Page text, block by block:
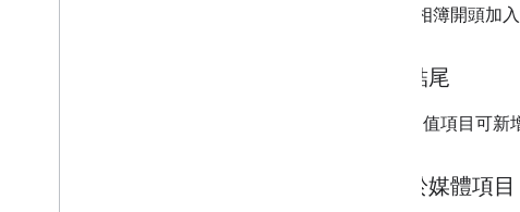
您可在相簿開頭加
相簿結尾
媒體/加值項目可新
相對於媒體項目